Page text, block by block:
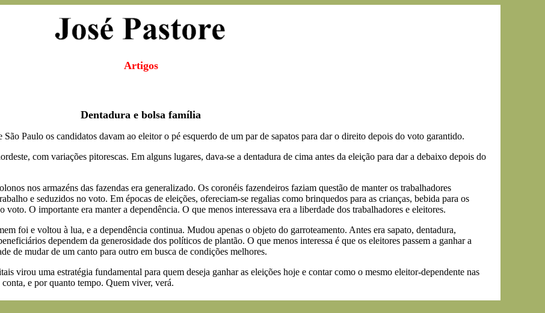
Artigos
Dentadura e bolsa família
Paulo os candidatos davam ao eleitor o pé esquerdo de um par de sapatos para dar o direito depois do voto garantido.
com variações pitorescas. Em alguns lugares, dava-se a dentadura de cima antes da eleição para dar a debaixo depois do
nos armazéns das fazendas era generalizado. Os coronéis fazendeiros faziam questão de manter os trabalhadores
e seduzidos no voto. Em épocas de eleições, ofereciam-se regalias como brinquedos para as crianças, bebida para os
O importante era manter a dependência. O que menos interessava era a liberdade dos trabalhadores e eleitores.
foi e voltou à lua, e a dependência continua. Mudou apenas o objeto do garroteamento. Antes era sapato, dentadura,
dependem da generosidade dos políticos de plantão. O que menos interessa é que os eleitores passem a ganhar a
de mudar de um canto para outro em busca de condições melhores.
virou uma estratégia fundamental para quem deseja ganhar as eleições hoje e contar como o mesmo eleitor-dependente nas
e por quanto tempo. Quem viver, verá.